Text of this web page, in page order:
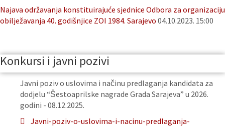
Najava održavanja konstituirajuće sjednice Odbora za organizaciju
obilježavanja 40. godišnjice ZOI 1984. Sarajevo 04.10.2023. 15:00
Konkursi i javni pozivi
Javni poziv o uslovima i načinu predlaganja kandidata za
dodjelu “Šestoaprilske nagrade Grada Sarajeva” u 2026.
godini - 08.12.2025.
Javni-poziv-o-uslovima-i-nacinu-predlaganja-